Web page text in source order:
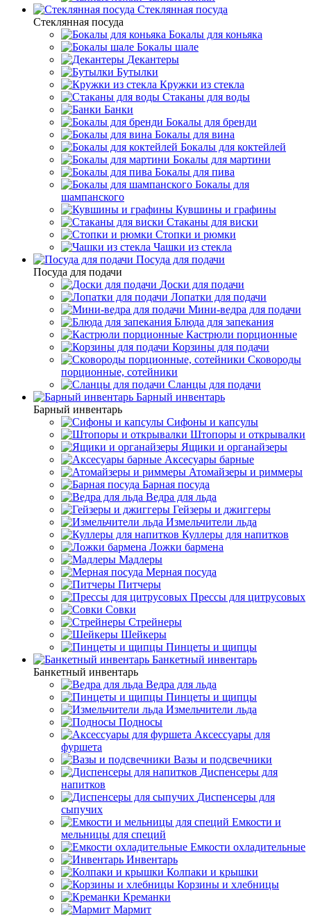
Стеклянная посуда
Стеклянная посуда
Бокалы для коньяка
Бокалы шале
Декантеры
Бутылки
Кружки из стекла
Стаканы для воды
Банки
Бокалы для бренди
Бокалы для вина
Бокалы для коктейлей
Бокалы для мартини
Бокалы для пива
Бокалы для
шампанского
Кувшины и графины
Стаканы для виски
Стопки и рюмки
Чашки из стекла
Посуда для подачи
Посуда для подачи
Доски для подачи
Лопатки для подачи
Мини-ведра для подачи
Блюда для запекания
Кастрюли порционные
Корзины для подачи
Сковороды
порционные, сотейники
Сланцы для подачи
Барный инвентарь
Барный инвентарь
Сифоны и капсулы
Штопоры и открывалки
Ящики и органайзеры
Аксесуары барные
Атомайзеры и риммеры
Барная посуда
Ведра для льда
Гейзеры и джиггеры
Измельчители льда
Куллеры для напитков
Ложки бармена
Мадлеры
Мерная посуда
Питчеры
Прессы для цитрусовых
Совки
Стрейнеры
Шейкеры
Пинцеты и щипцы
Банкетный инвентарь
Банкетный инвентарь
Ведра для льда
Пинцеты и щипцы
Измельчители льда
Подносы
Аксессуары для
фуршета
Вазы и подсвечники
Диспенсеры для
напитков
Диспенсеры для
сыпучих
Емкости и
мельницы для специй
Емкости охладительные
Инвентарь
Колпаки и крышки
Корзины и хлебницы
Креманки
Мармит